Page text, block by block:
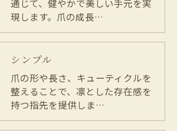
通じて、健やかで美しい手元を実
現します。爪の成長…
シンプル
爪の形や長さ、キューティクルを
整えることで、凛とした存在感を
持つ指先を提供しま…